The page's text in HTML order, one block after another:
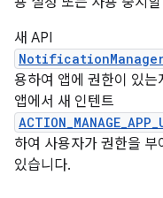
새 API
용하여 앱에 권한이 있
앱에서 새 인텐트
하여 사용자가 권한을
있습니다.